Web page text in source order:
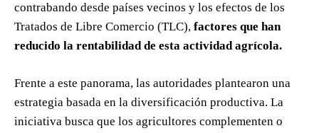
contrabando desde países vecinos y los efectos de los
Tratados de Libre Comercio (TLC), factores que han
reducido la rentabilidad de esta actividad agrícola.
Frente a este panorama, las autoridades plantearon una
estrategia basada en la diversificación productiva. La
iniciativa busca que los agricultores complementen o